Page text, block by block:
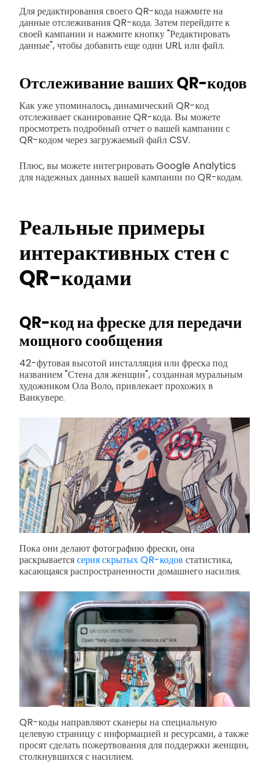
Для редактирования своего QR-кода нажмите на
данные отслеживания QR-кода. Затем перейдите к
своей кампании и нажмите кнопку "Редактировать
данные", чтобы добавить еще один URL или файл.
Отслеживание ваших QR-кодов
Как уже упоминалось, динамический QR-код
отслеживает сканирование QR-кода. Вы можете
просмотреть подробный отчет о вашей кампании с
QR-кодом через загружаемый файл CSV.
Плюс, вы можете интегрировать Google Analytics
для надежных данных вашей кампании по QR-кодам.
Реальные примеры
интерактивных стен с
QR-кодами
QR-код на фреске для передачи
мощного сообщения
42-футовая высотой инсталляция или фреска под
названием "Стена для женщин", созданная муральным
художником Ола Воло, привлекает прохожих в
Ванкувере.
Пока они делают фотографию фрески, она
раскрываетсясерия скрытых QR-кодов статистика,
касающаяся распространенности домашнего насилия.
QR-коды направляют сканеры на специальную
целевую страницу с информацией и ресурсами, а также
просят сделать пожертвования для поддержки женщин,
столкнувшихся с насилием.